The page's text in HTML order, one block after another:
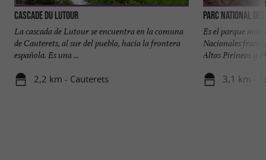
Cascade du Lutour
La cascada de Lutour se encuentra en la comuna
de Cauterets, al sur del pueblo, hacia la frontera
española. Es una ...
2,2 km - Cauterets
Parc National
Es el parque más
Nacionales
Altos Pirineos y
3,1 km -